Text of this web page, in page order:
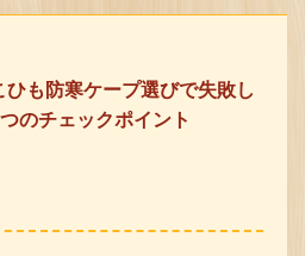
ひも防寒ケープ選びで失敗し
のチェックポイント